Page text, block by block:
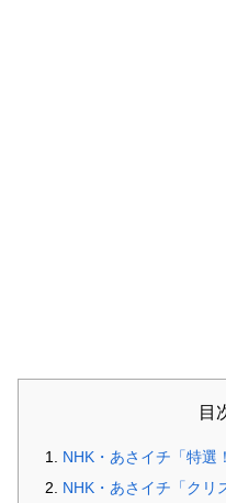
目
NHK・あさイチ「特選
NHK・あさイチ「クリ